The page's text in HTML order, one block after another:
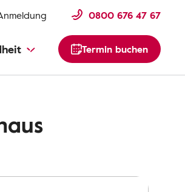
0800 676 47 67
Termin buchen